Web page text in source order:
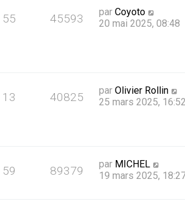
55 45593 par Coyoto
20 mai 2025, 08:48
13 40825 par Olivier Rollin
25 mars 2025, 16:52
59 89379 par MICHEL
19 mars 2025,